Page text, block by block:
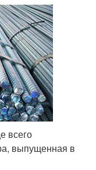
всего
выпущенная в